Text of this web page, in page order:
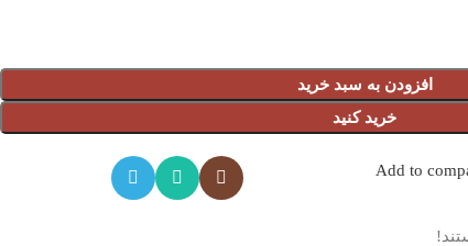
افزودن به سبد خرید
خرید کنید
Add to